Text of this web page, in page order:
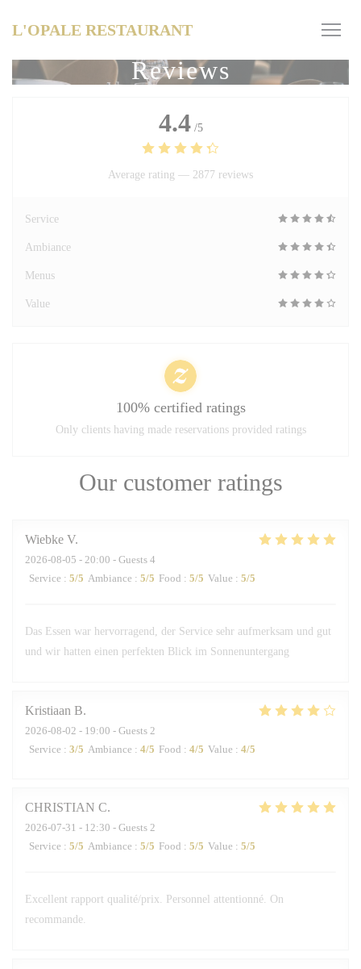
L'OPALE RESTAURANT
Reviews
Our customer ratings
Wiebke V
2026-08-05 - 20:00 - Guests 4
Service : 5/5 Ambiance : 5/5 Food : 5/5 Value : 5/5
Das Essen war hervorragend, der Service sehr aufmerksam und gut
und wir hatten einen perfekten Blick im Sonnenuntergang
Kristiaan B
2026-08-02 - 19:00 - Guests 2
Service : 3/5 Ambiance : 4/5 Food : 4/5 Value : 4/5
CHRISTIAN C
2026-07-31 - 12:30 - Guests 2
Service : 5/5 Ambiance : 5/5 Food : 5/5 Value : 5/5
Excellent rapport qualité/prix. Personnel attentionné. On
recommande.
4.4 /5
Average rating — 2877 reviews
Service
Ambiance
Menus
Value
100% certified ratings
Only clients having made reservations provided ratings